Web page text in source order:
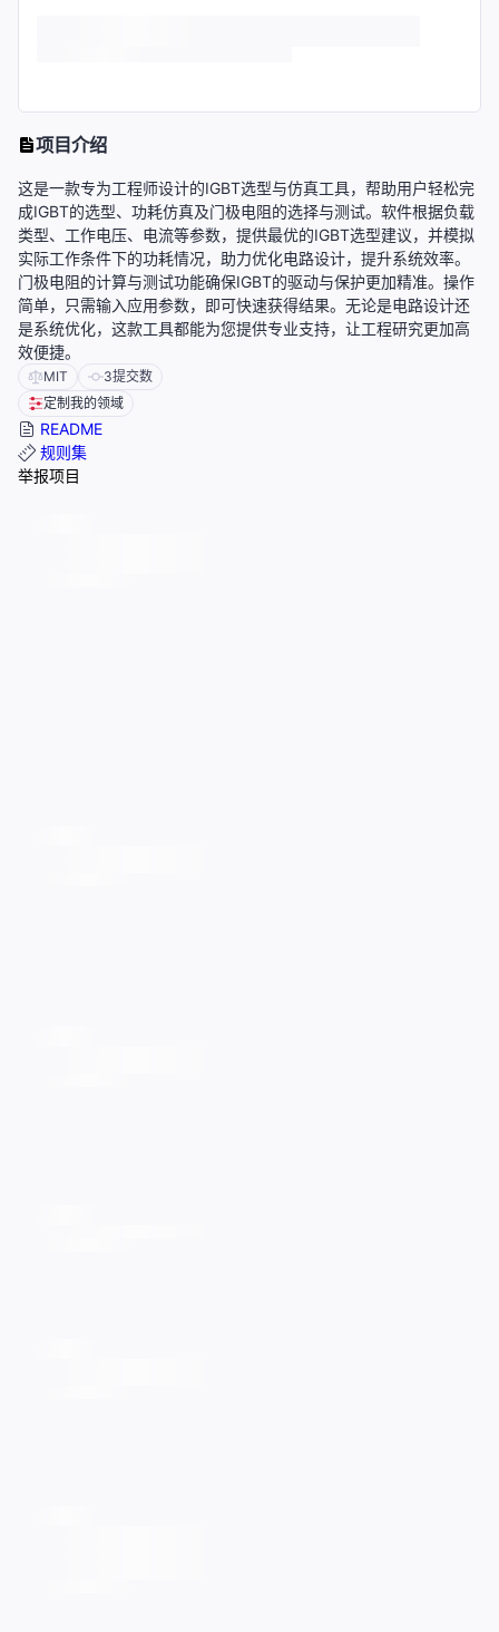
项目介绍
这是一款专为工程师设计的IGBT选型与仿真工具，帮助用户轻松完
成IGBT的选型、功耗仿真及门极电阻的选择与测试。软件根据负载
类型、工作电压、电流等参数，提供最优的IGBT选型建议，并模拟
实际工作条件下的功耗情况，助力优化电路设计，提升系统效率。
门极电阻的计算与测试功能确保IGBT的驱动与保护更加精准。操作
简单，只需输入应用参数，即可快速获得结果。无论是电路设计还
是系统优化，这款工具都能为您提供专业支持，让工程研究更加高
效便捷。
MIT 3提交数
定制我的领域
README
规则集
举报项目